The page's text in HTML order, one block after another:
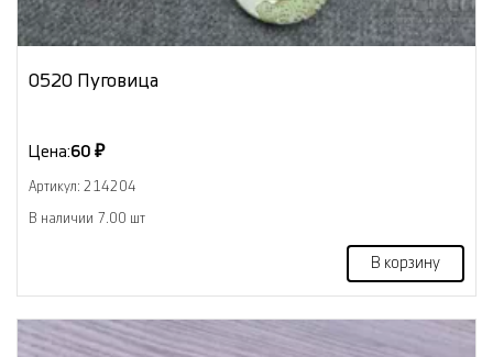
0520 Пуговица
Цена:60 ₽
Артикул: 214204
В наличии 7.00 шт
В корзину